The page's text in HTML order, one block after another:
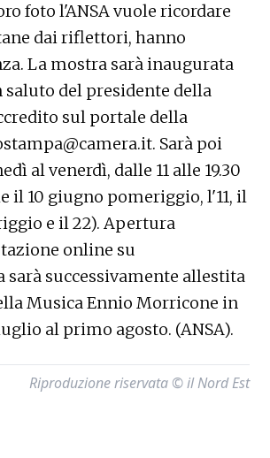
foto l'ANSA vuole ricordare
dai riflettori, hanno
La mostra sarà inaugurata
saluto del presidente della
sul portale della
Sarà poi
al venerdì, dalle 11 alle 19.30
il 10 giugno pomeriggio, l'11, il
e il 22). Apertura
online su
successivamente allestita
Musica Ennio Morricone in
al primo agosto. (ANSA).
Riproduzione riservata © il Nord Est